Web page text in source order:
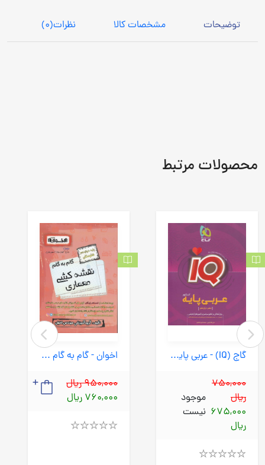
توضیحات مشخصات کالا نظرات(0)
محصولات مرتبط
اخوان - گام به گام دوازدهم هنرستان نقشه کشی معماری 1400
950,000 ریال
760,000 ریال
گاج (IQ) - عربی پایه 98
750,000
ریال
675,000
ریال
موجود
نیست